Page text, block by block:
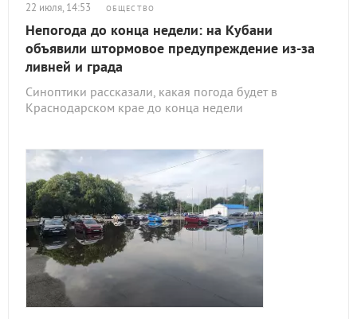
22 июля, 14:53 ОБЩЕСТВО
Непогода до конца недели: на Кубани
объявили штормовое предупреждение из-за
ливней и града
Синоптики рассказали, какая погода будет в
Краснодарском крае до конца недели